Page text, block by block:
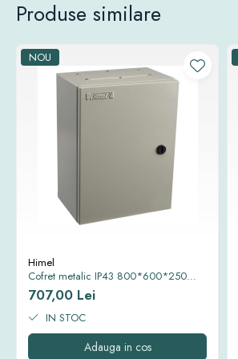
Produse similare
NOU
Himel
Cofret metalic IP43 800*600*250
mm
707,00 Lei
IN STOC
Adauga in cos